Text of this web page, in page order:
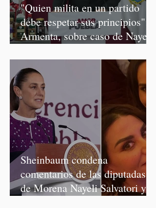
"Quien milita en un partido
debe respetar sus principios":
Armenta, sobre caso de Nayeli
Sheinbaum condena
comentarios de las diputadas
de Morena Nayeli Salvatori y